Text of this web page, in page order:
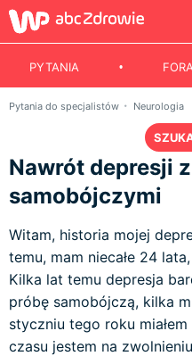
PYTANIA FORA
Pytania do specjalistów Neurologia
Nawrót depresji
samobójczymi
Witam, historia mojej
temu, mam niecałe 24
Kilka lat temu depresja
próbę samobójczą, kilka
styczniu tego roku
czasu jestem na